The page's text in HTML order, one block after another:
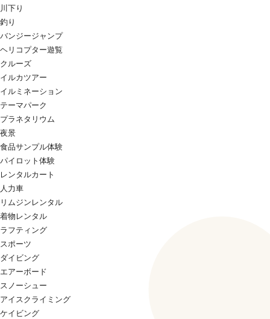
川下り
釣り
バンジージャンプ
ヘリコプター遊覧
クルーズ
イルカツアー
イルミネーション
テーマパーク
プラネタリウム
夜景
食品サンプル体験
パイロット体験
レンタルカート
人力車
リムジンレンタル
着物レンタル
ラフティング
スポーツ
ダイビング
エアーボード
スノーシュー
アイスクライミング
ケイビング